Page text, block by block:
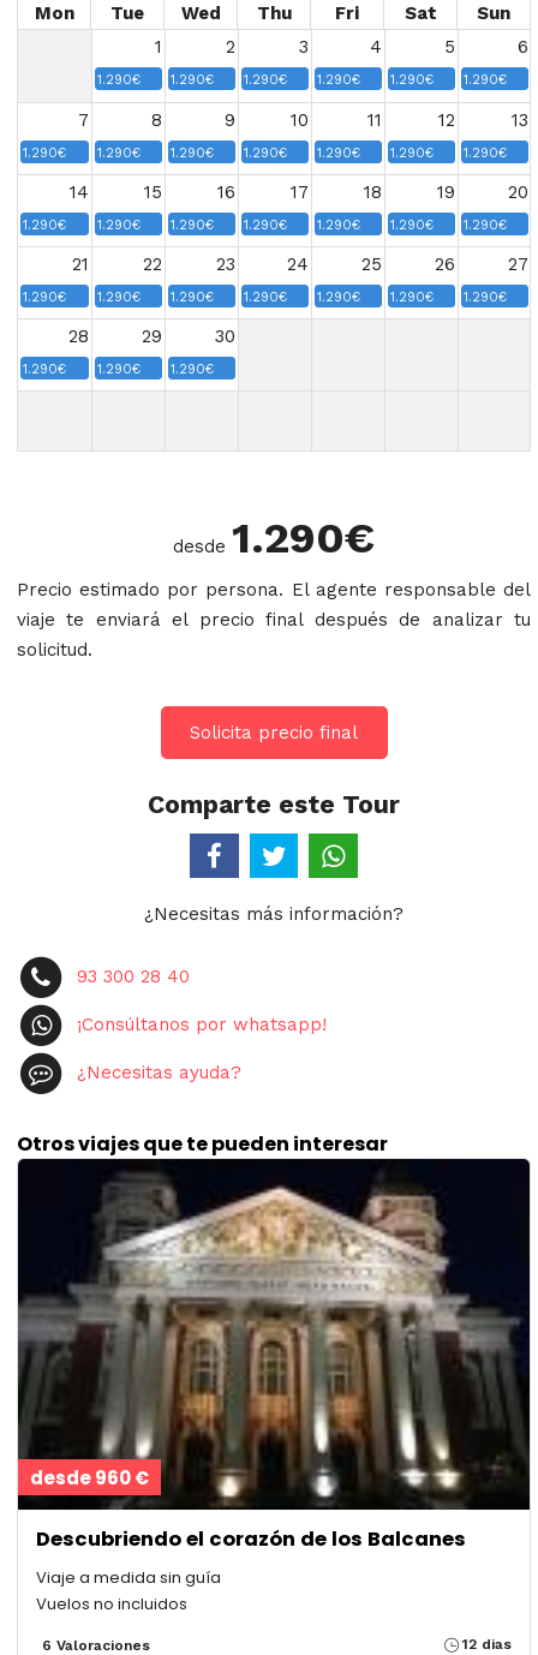
Mon Tue Wed Thu Fri Sat
Sun
1
2 3 4 5 6
1.290€ 1.290€ 1.290€ 1.290€ 1.290€ 1.290€
7 8 9 10 11 12 13
1.290€ 1.290€ 1.290€ 1.290€ 1.290€ 1.290€ 1.290€
14 15 16 17 18 19 20
1.290€ 1.290€ 1.290€ 1.290€ 1.290€ 1.290€ 1.290€
21 22 23 24 25 26 27
1.290€ 1.290€ 1.290€ 1.290€ 1.290€ 1.290€ 1.290€
28 29 30
1.290€ 1.290€ 1.290€
desde 1.290€
Precio estimado por persona. El agente responsable del
viaje te enviará el precio final después de analizar tu
solicitud.
Solicita precio final
Comparte este Tour
¿Necesitas más información?
93 300 28 40
¡Consúltanos por whatsapp!
¿Necesitas ayuda?
Otros viajes que te pueden interesar
desde 960 €
Descubriendo el corazón de los Balcanes
Viaje a medida sin guía
Vuelos no incluidos
6 Valoraciones 12 dias